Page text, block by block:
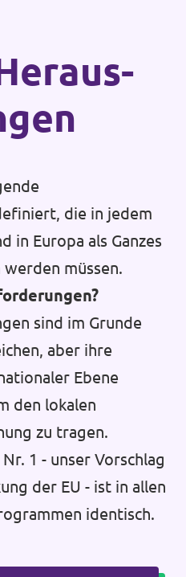
die in jedem
in Europa als Ganzes
müssen.
sind im Grunde
aber ihre
Ebene
den lokalen
zu tragen.
1 - unser Vorschlag
der EU - ist in allen
identisch.